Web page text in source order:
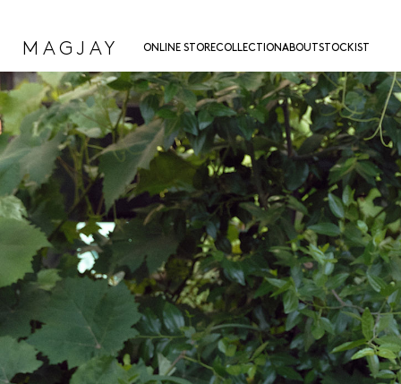
MAGJAY ONLINE STORECOLLECTIONABOUTSTOCKIST